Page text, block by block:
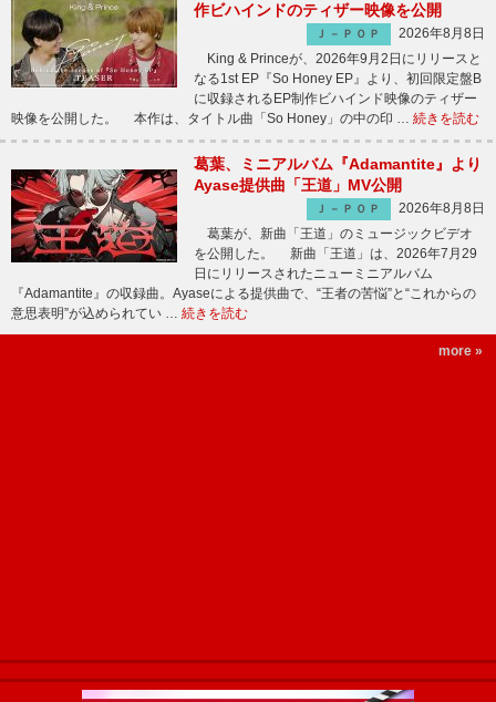
作ビハインドのティザー映像を公開
Ｊ－ＰＯＰ
2026年8月8日
King & Princeが、2026年9月2日にリリースと
なる1st EP『So Honey EP』より、初回限定盤B
に収録されるEP制作ビハインド映像のティザー
映像を公開した。 本作は、タイトル曲「So Honey」の中の印 … 続きを読む
葛葉、ミニアルバム『Adamantite』より
Ayase提供曲「王道」MV公開
Ｊ－ＰＯＰ
2026年8月8日
葛葉が、新曲「王道」のミュージックビデオ
を公開した。 新曲「王道」は、2026年7月29
日にリリースされたニューミニアルバム
『Adamantite』の収録曲。Ayaseによる提供曲で、“王者の苦悩”と“これからの
意思表明”が込められてい … 続きを読む
more »